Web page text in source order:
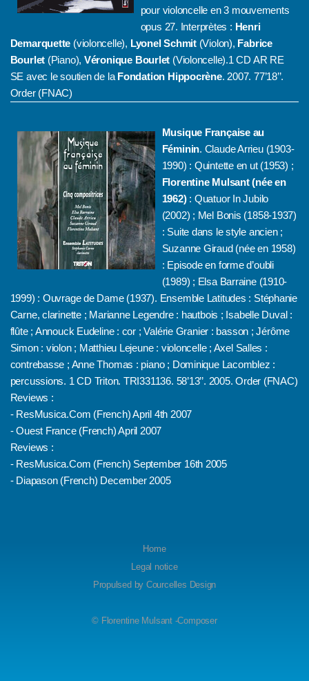
pour violoncelle en 3 mouvements
opus 27. Interprètes : Henri
Demarquette (violoncelle), Lyonel Schmit(Violon), Fabrice
Bourlet (Piano), Véronique Bourlet (Violoncelle).1 CD AR RE
SE avec le soutien de la Fondation Hippocrène. 2007. 77’18’’.
Order (FNAC)
Musique Française au
Féminin. Claude Arrieu (1903-
1990) : Quintette en ut (1953) ;
Florentine Mulsant (née en
1962): Quatuor In Jubilo
(2002) ; Mel Bonis (1858-1937)
: Suite dans le style ancien ;
Suzanne Giraud (née en 1958)
: Episode en forme d’oubli
(1989) ; Elsa Barraine (1910-
1999) : Ouvrage de Dame (1937). Ensemble Latitudes : Stéphanie
Carne, clarinette ; Marianne Legendre : hautbois ; Isabelle Duval :
flûte ; Annouck Eudeline : cor ; Valérie Granier : basson ; Jérôme
Simon : violon ; Matthieu Lejeune : violoncelle ; Axel Salles :
contrebasse ; Anne Thomas : piano ; Dominique Lacomblez :
percussions. 1 CD Triton. TRI331136. 58’13’’. 2005.Order (FNAC)
Reviews :
- ResMusica.Com (French) April 4th 2007
-Ouest France (French) April 2007
Reviews :
- ResMusica.Com (French) September 16th 2005
- Diapason (French) December 2005
Home
Legal notice
Propulsed by Courcelles Design
© Florentine Mulsant -Composer